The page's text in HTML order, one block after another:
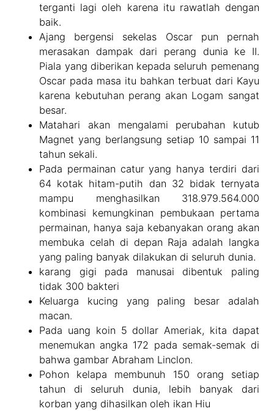
terganti lagi oleh karena itu rawatlah dengan
baik.
Ajang bergensi sekelas Oscar pun pernah
merasakan dampak dari perang dunia ke II.
Piala yang diberikan kepada seluruh pemenang
Oscar pada masa itu bahkan terbuat dari Kayu
karena kebutuhan perang akan Logam sangat
besar.
Matahari akan mengalami perubahan kutub
Magnet yang berlangsung setiap 10 sampai 11
tahun sekali.
Pada permainan catur yang hanya terdiri dari
64 kotak hitam-putih dan 32 bidak ternyata
mampu menghasilkan 318.979.564.000
kombinasi kemungkinan pembukaan pertama
permainan, hanya saja kebanyakan orang akan
membuka celah di depan Raja adalah langka
yang paling banyak dilakukan di seluruh dunia.
karang gigi pada manusai dibentuk paling
tidak 300 bakteri
Keluarga kucing yang paling besar adalah
macan.
Pada uang koin 5 dollar Ameriak, kita dapat
menemukan angka 172 pada semak-semak di
bahwa gambar Abraham Linclon.
Pohon kelapa membunuh 150 orang setiap
tahun di seluruh dunia, lebih banyak dari
korban yang dihasilkan oleh ikan Hiu